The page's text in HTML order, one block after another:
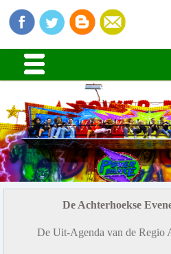
De Achterhoekse
De Uit-Agenda van de Regio